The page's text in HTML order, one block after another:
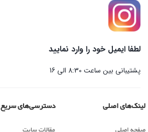
لطفا ایمیل خود را وارد نمایید
پشتیبانی بین ساعت 8:30 الی 16
لینک‌های اصلی دسترسی‌های سریع